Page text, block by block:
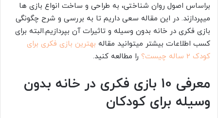
براساس اصول روان شناختی، به طراحی و ساخت انواع بازی ها
میپردازند. در این مقاله سعی داریم تا به بررسی و شرح چگونگی
بازی فکری در خانه بدون وسیله و تاثیرات آن بپردازیم.البته برای
کسب اطلاعات بیشتر میتوانید مقاله بهترین بازی فکری برای
کودک 2 ساله چیست؟
را مطالعه کنید.
معرفی 10 بازی فکری در خانه بدون
وسیله برای کودکان